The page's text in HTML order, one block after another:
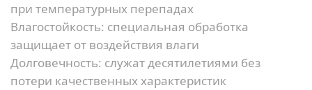
при температурных перепадах
Влагостойкость: специальная обработка
защищает от воздействия влаги
Долговечность: служат десятилетиями без
потери качественных характеристик